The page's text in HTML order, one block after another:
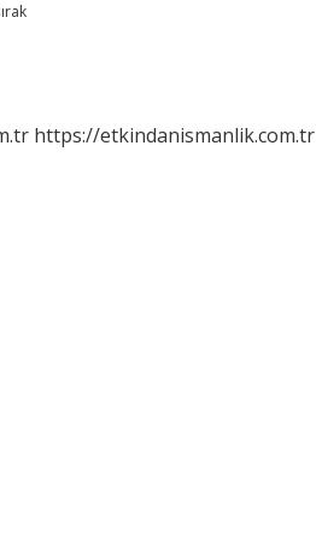
https://etkindanismanlik.com.tr